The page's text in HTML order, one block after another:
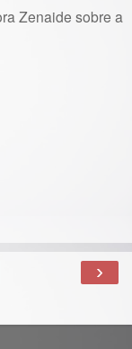
Zenaide sobre a
›